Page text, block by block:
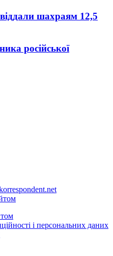
віддали шахраям 12,5
російської
і персональних даних